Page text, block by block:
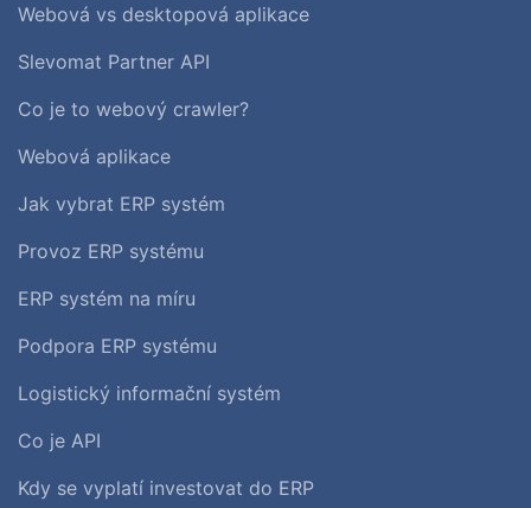
Webová vs desktopová aplikace
Slevomat Partner API
Co je to webový crawler?
Webová aplikace
Jak vybrat ERP systém
Provoz ERP systému
ERP systém na míru
Podpora ERP systému
Logistický informační systém
Co je API
Kdy se vyplatí investovat do ERP